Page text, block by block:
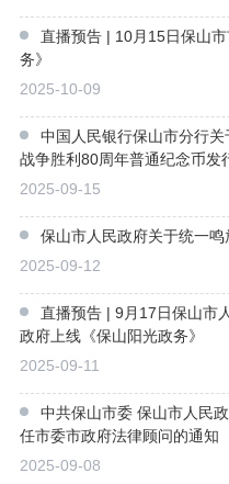
直播预告 | 10月15日保山
务》
2025-10-09
中国人民银行保山市分行
战争胜利80周年普通纪念币发
2025-09-15
保山市人民政府关于统一
2025-09-12
直播预告 | 9月17日保山市
政府上线《保山阳光政务》
2025-09-11
中共保山市委 保山市人民
任市委市政府法律顾问的通知
2025-09-08